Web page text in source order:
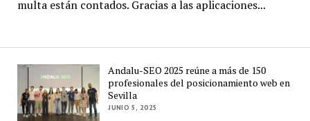
multa están contados. Gracias a las aplicaciones...
Andalu-SEO 2025 reúne a más de 150
profesionales del posicionamiento web en
Sevilla
JUNIO 5, 2025